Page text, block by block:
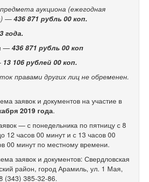
аукциона (ежегодная
—436 871 рубль 00 коп.
года.
—436 871 рубль 00 коп
13 106 рублей 00 коп.
правами других лиц не обременен.
заявок и документов на участие в
2019 года.
— с понедельника по пятницу с 8
12 часов 00 минут и с 13 часов 00
00 минут по местному времени.
заявок и документов: Свердловская
район, город Арамиль, ул. 1 Мая,
(343) 385-32-86.